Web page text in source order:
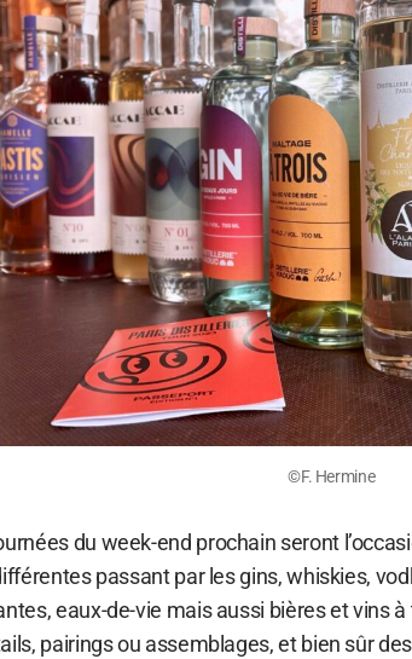
©F. Hermine
du week-end prochain seront
passant par les gins, whiskies,
eaux-de-vie mais aussi bières et vins
pairings ou assemblages, et bien sûr